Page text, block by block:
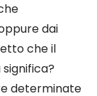
dai
che il
determinate